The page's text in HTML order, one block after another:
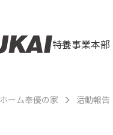
特養事業本部
ーム奉優の家 活動報告